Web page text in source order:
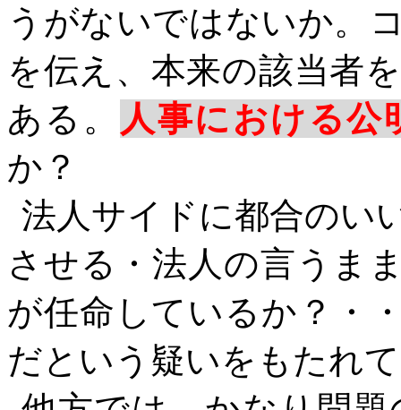
うがないではないか。
を伝え、本来の該当者
ある。
人事における公
か？
法人サイドに都合のい
させる・法人の言うま
が任命しているか？・
だという疑いをもたれ